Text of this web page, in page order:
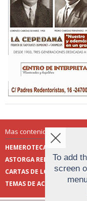
Mas contenido de Astorga
HEMEROTECA
ASTORGA REDACCIÓN
CARTAS DE LOS LECTORES
TEMAS DE ACTUALIDAD
Aviso
To add
screen